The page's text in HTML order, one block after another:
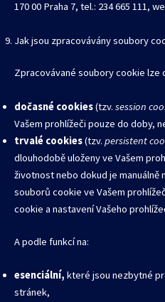
170 00 Praha 7, tel.: 234 665 111,
Jak jsou zpracovávány soubory
Zpracovávané soubory cookie lze
dočasné cookies(tzv. session
Vašem prohlížeči pouze do doby,
trvalé cookies(tzv. persistent
dlouhodobě uloženy ve Vašem
životnost nebo dokud je manuálně
souborů cookie ve Vašem
cookie a nastavení Vašeho
A podle funkcí na:
esenciální, které jsou nezbytné
stránek,